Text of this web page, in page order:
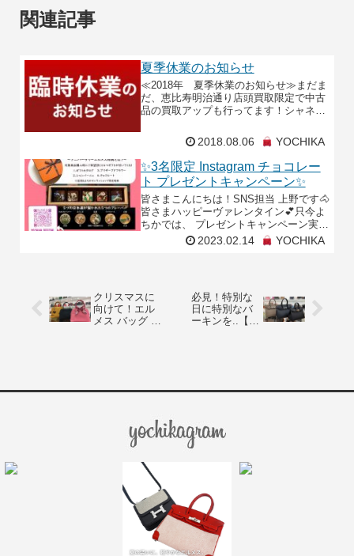
関連記事
夏季休業のお知らせ
≪2018年 夏季休業のお知らせ≫まだま
だ、恵比寿明治通り店頭買取限定で中古
品の買取アップも行ってます！シャネル
行ってますのでよろしくお願いします
（＾ｖ＾）こちらの
2018.08.06 YOCHIKA
✨3名限定 Instagram チョコレー
ト プレゼントキャンペーン✨
皆さまこんにちは！SNS担当 上野です🐴
皆さまハッピーヴァレンタイン💕只今よ
ちかでは、 プレゼントキャンペーン実施
中です✨今回は、アニバーサリーエルメ
ス特典チョコレート プレゼントキャンペ
2023.02.14 YOCHIKA
クリスマスに
向けて！エル
メス バッグ 紹
必見！特別な
日に特別なバ
ーキンを..【ク